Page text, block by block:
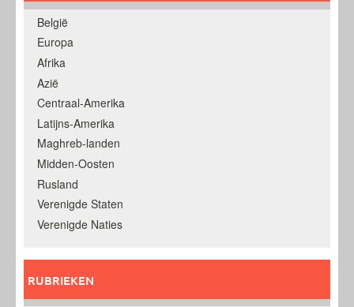
België
Europa
Afrika
Azië
Centraal-Amerika
Latijns-Amerika
Maghreb-landen
Midden-Oosten
Rusland
Verenigde Staten
Verenigde Naties
RUBRIEKEN